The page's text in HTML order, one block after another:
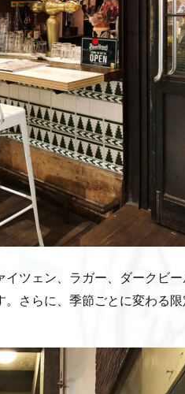
ツェン、ラガー、ダークビ
さらに、季節ごとに変わる